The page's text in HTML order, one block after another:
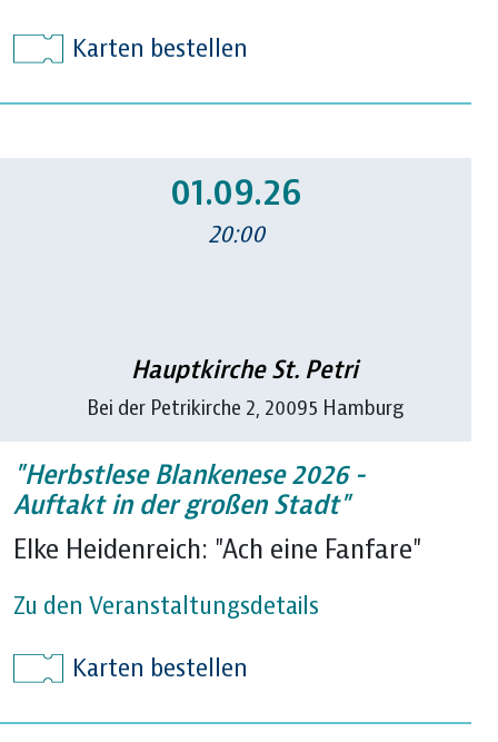
Karten bestellen
01.09.26
20:00
Hauptkirche St. Petri
Bei der Petrikirche 2, 20095 Hamburg
"Herbstlese Blankenese 2026 -
Auftakt in der großen Stadt"
Elke Heidenreich: "Ach eine Fanfare"
Zu den Veranstaltungsdetails
Karten bestellen